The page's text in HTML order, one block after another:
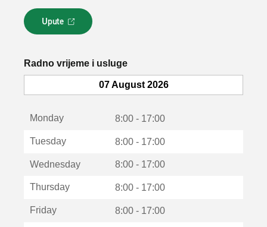
Upute
L
i
k
o
u
Radno vrijeme i usluge
07 August 2026
Monday 8:00 - 17:00
Tuesday 8:00 - 17:00
Wednesday 8:00 - 17:00
Thursday 8:00 - 17:00
Friday 8:00 - 17:00